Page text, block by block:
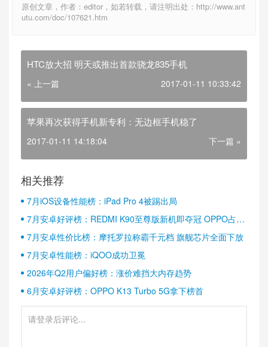
原创文章，作者：editor，如若转载，请注明出处：http://www.ant
utu.com/doc/107621.htm
HTC放大招 明天或推出首款骁龙835手机
« 上一篇 2017-01-11 10:33:42
苹果再次获得手机新专利：无边框手机稳了
2017-01-11 14:18:04 下一篇 »
相关推荐
7月iOS设备性能榜：iPad Pro 4被踢出局
7月安卓好评榜：REDMI K90至尊版新机即夺冠 OPPO占据
半壁江山
7月安卓性价比榜：摩托罗拉称霸千元档 旗舰芯片全面下放
7月安卓性能榜：iQOO成功卫冕
2026年Q2用户偏好榜：涨价难挡大内存趋势
6月安卓好评榜：OPPO K13 Turbo 5G拿下榜首